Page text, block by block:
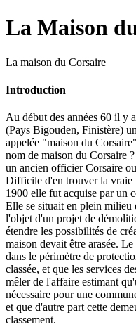
La Maison
La maison du Corsaire
Introduction
Au début des années 60 il y
(Pays Bigouden, Finistère)
appelée "maison du
nom de maison du Corsaire
un ancien officier Corsaire
Difficile d'en trouver la vraie
1900 elle fut acquise par un
Elle se situait en plein milieu
l'objet d'un projet de
étendre les possibilités de
maison devait être arasée.
dans le périmètre de
classée, et que les services
mêler de l'affaire estimant
nécessaire pour une
et que d'autre part cette
classement.